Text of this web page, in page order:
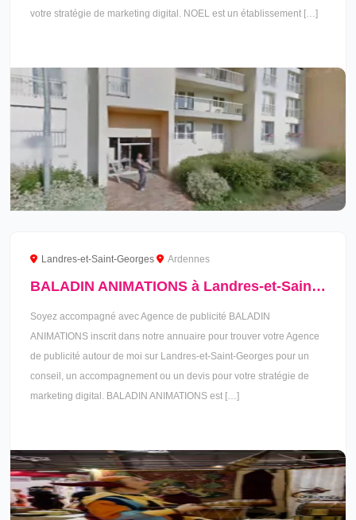
votre stratégie de marketing digital. NOEL est un établissement […]
Landres-et-Saint-Georges Ardennes
BALADIN ANIMATIONS à Landres-et-Saint-Georges
Soyez accompagné avec Agence de publicité BALADIN
ANIMATIONS inscrit dans notre annuaire pour trouver votre Agence
de publicité autour de moi sur Landres-et-Saint-Georges pour un
conseil, un accompagnement ou un devis pour votre stratégie de
marketing digital. BALADIN ANIMATIONS est […]